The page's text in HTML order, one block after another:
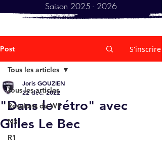
Saison 2025 - 2026
Post S'inscrire
Tous les articles
Résultats du WE
N3
R1
Tous les articles
"Dans le rétro" avec
Gilles Le Bec
Joris GOUZIEN
22 déc. 2022